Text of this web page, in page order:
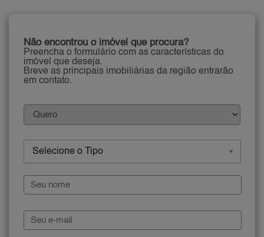
Não encontrou o imóvel que procura?
Preencha o formulário com as características do
imóvel que deseja.
Breve as principais imobiliárias da região entrarão
em contato.
Selecione o Tipo